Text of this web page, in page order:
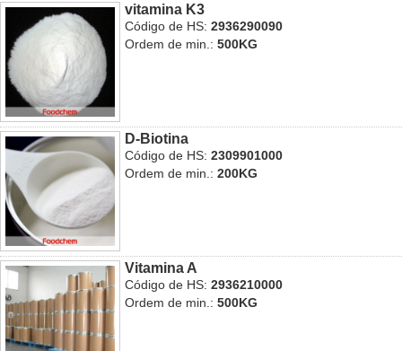
vitamina K3
Código de HS:2936290090
Ordem de min.:500KG
D-Biotina
Código de HS:2309901000
Ordem de min.:200KG
Vitamina A
Código de HS:2936210000
Ordem de min.:500KG